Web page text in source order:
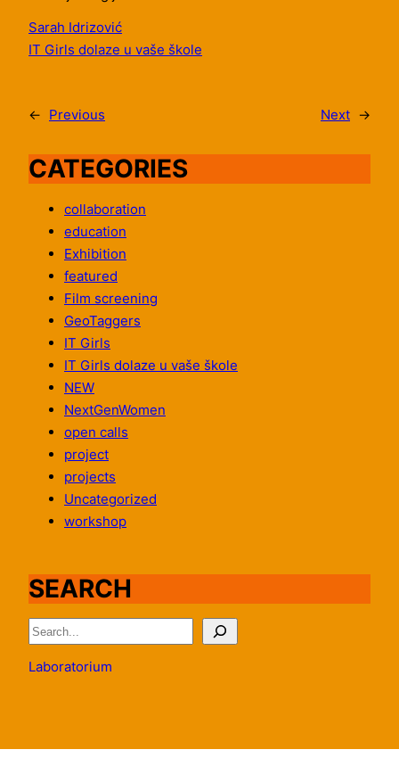
Sarah Idrizović
IT Girls dolaze u vaše škole
← Previous Next →
CATEGORIES
collaboration
education
Exhibition
featured
Film screening
GeoTaggers
IT Girls
IT Girls dolaze u vaše škole
NEW
NextGenWomen
open calls
project
projects
Uncategorized
workshop
SEARCH
S
e
a
Laboratorium